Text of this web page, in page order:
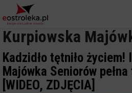
Kurpiowska
Kadzidło tętniło życiem!
Majówka Seniorów
[WIDEO, ZDJĘCIA]